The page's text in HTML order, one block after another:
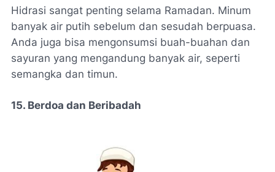
Hidrasi sangat penting selama Ramadan. Minum
banyak air putih sebelum dan sesudah berpuasa.
Anda juga bisa mengonsumsi buah-buahan dan
sayuran yang mengandung banyak air, seperti
semangka dan timun.
15. Berdoa dan Beribadah